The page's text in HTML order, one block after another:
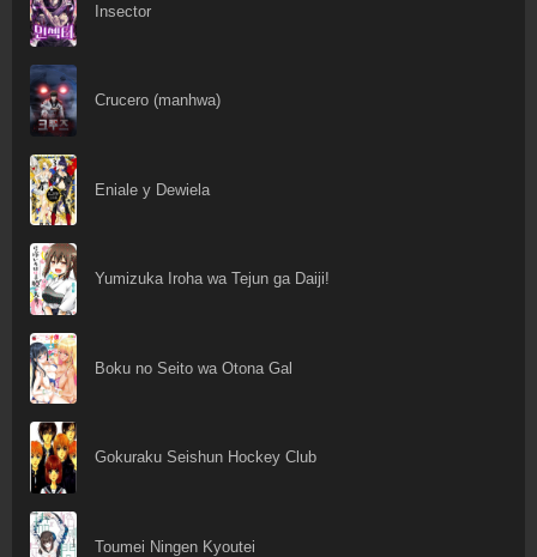
Insector
Crucero (manhwa)
Eniale y Dewiela
Yumizuka Iroha wa Tejun ga Daiji!
Boku no Seito wa Otona Gal
Gokuraku Seishun Hockey Club
Toumei Ningen Kyoutei